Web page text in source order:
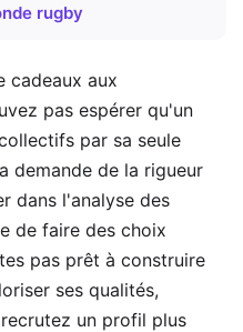
rugby
cadeaux aux
pas espérer qu'un
par sa seule
demande de la rigueur
dans l'analyse des
de faire des choix
pas prêt à construire
ses qualités,
un profil plus